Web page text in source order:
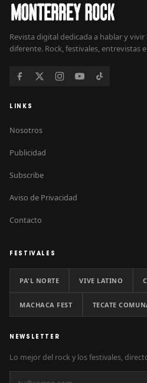
Revista digital dedicada a hablar y
diferente. Rock, festivales, entrevistas
LINKS
Nosotros
Publicidad
Subscribe
Aviso de Privacidad
Contacto
FESTIVALES
PA'L NORTE VIVE LATINO
MACHACA FEST TECATE
NEWSLETTER
Lo mejor del rock y los festivales,